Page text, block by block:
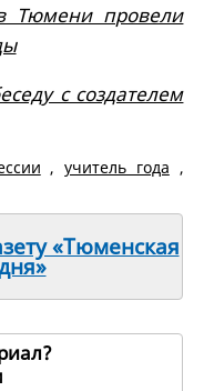
Тюмени провели
с создателем
,учитель года ,
«Тюменская